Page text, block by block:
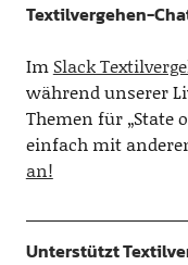
Textilvergehen-
Im Slack
während unserer
Themen für „State
einfach mit
an!
Unterstützt